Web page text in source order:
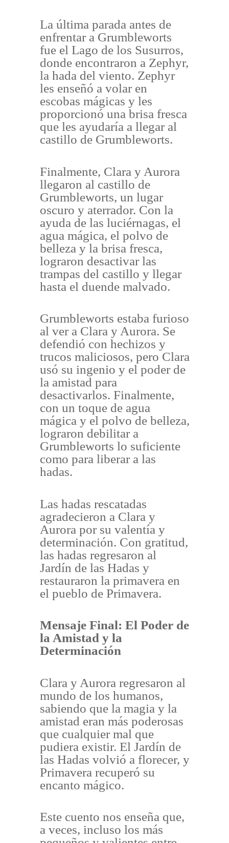
La última parada antes de
enfrentar a Grumbleworts
fue el Lago de los Susurros,
donde encontraron a Zephyr,
la hada del viento. Zephyr
les enseñó a volar en
escobas mágicas y les
proporcionó una brisa fresca
que les ayudaría a llegar al
castillo de Grumbleworts.
Finalmente, Clara y Aurora
llegaron al castillo de
Grumbleworts, un lugar
oscuro y aterrador. Con la
ayuda de las luciérnagas, el
agua mágica, el polvo de
belleza y la brisa fresca,
lograron desactivar las
trampas del castillo y llegar
hasta el duende malvado.
Grumbleworts estaba furioso
al ver a Clara y Aurora. Se
defendió con hechizos y
trucos maliciosos, pero Clara
usó su ingenio y el poder de
la amistad para
desactivarlos. Finalmente,
con un toque de agua
mágica y el polvo de belleza,
lograron debilitar a
Grumbleworts lo suficiente
como para liberar a las
hadas.
Las hadas rescatadas
agradecieron a Clara y
Aurora por su valentía y
determinación. Con gratitud,
las hadas regresaron al
Jardín de las Hadas y
restauraron la primavera en
el pueblo de Primavera.
Mensaje Final: El Poder de
la Amistad y la
Determinación
Clara y Aurora regresaron al
mundo de los humanos,
sabiendo que la magia y la
amistad eran más poderosas
que cualquier mal que
pudiera existir. El Jardín de
las Hadas volvió a florecer, y
Primavera recuperó su
encanto mágico.
Este cuento nos enseña que,
a veces, incluso los más